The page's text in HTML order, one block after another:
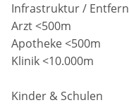
Infrastruktur /
Arzt <500m
Apotheke <500m
Klinik <10.000m
Kinder & Schulen